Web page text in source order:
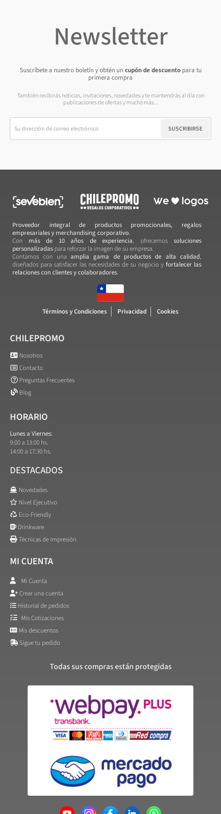
Newsletter
Suscríbete a nuestro boletín y obtén un cupón de descuentopara tu
primera compra
También recibirás noticias, invitaciones, novedades y te mantendrás al día con
publicaciones de ofertas y mucho más...
SUSCRIBIRSE
Proveedor integral de productos promocionales, regalos
empresariales y merchandising corporativo.
Con más de 10 años de experiencia, ofrecemos soluciones
personalizadas para reforzar la imagen de su empresa.
Contamos con una amplia gama de productos de alta calidad,
diseñados para satisfacer las necesidades de su negocio y fortalecer las
relaciones con clientes y colaboradores.
Términos y Condiciones Privacidad Cookies
CHILEPROMO
Nosotros
Contacto
Preguntas Frecuentes
Blog
HORARIO
Lunes a Viernes:
9:00 a 13:00 hs.
14:00 a 17:30 hs.
DESTACADOS
Novedades
Nivel Ejecutivo
Eco-Friendly
Drinkware
Técnicas de Impresión
MI CUENTA
Mi Cuenta
Crear una cuenta
Historial de pedidos
Mis Cotizaciones
Mis descuentos
Sigue tu pedido
Todas sus compras están protegidas